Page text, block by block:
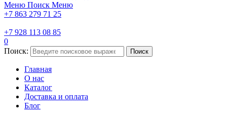
Меню Поиск Меню
+7 863 279 71 25
+7 928 113 08 85
0
Поиск:
Поиск
Главная
О нас
Каталог
Доставка и оплата
Блог